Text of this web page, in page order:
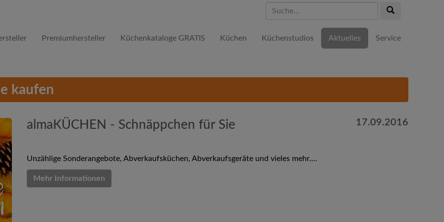
Suche...
Premiumhersteller Küchenkataloge GRATIS Küchen Küchenstudios Aktuelles Service
kaufen
almaKÜCHEN - Schnäppchen für Sie 17.09.2016
Unzählige Sonderangebote, Abverkaufsküchen, Abverkaufsgeräte und vieles mehr....
Mehr Informationen